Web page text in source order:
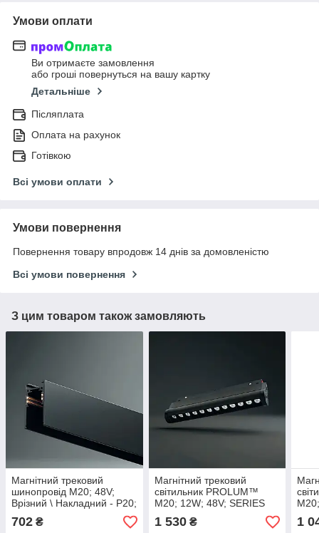
Умови оплати
Ви отримаєте замовлення
або гроші повернуться на вашу картку
Детальніше
Післяплата
Оплата на рахунок
Готівкою
Всі умови оплати
Умови повернення
Повернення товару впродовж 14 днів за домовленістю
Всі умови повернення
З цим товаром також замовляють
Магнітний трековий
шинопровід M20; 48V;
Врізний \ Накладний - P20;
1 метр. Шинопровід для
магнітних трекових
702 ₴
Магнітний трековий
світильник PROLUM™
M20; 12W; 48V; SERIES
"MGA"; Білий 4000K
1 530₴ 1